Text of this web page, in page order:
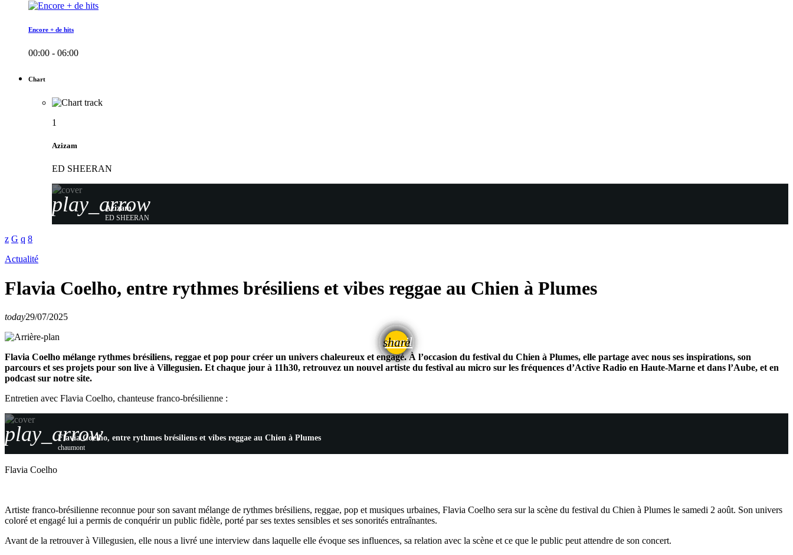
Encore + de hits
00:00 - 06:00
Chart
1
Azizam
ED SHEERAN
play_arrow
Azizam
ED SHEERAN
Actualité
Flavia Coelho, entre rythmes brésiliens et vibes reggae au Chien à Plumes
today29/07/2025
share
email
Flavia Coelho mélange rythmes brésiliens, reggae et pop pour créer un univers chaleureux et engagé. À l’occasion du festival du Chien à Plumes, elle partage avec nous ses inspirations, son
parcours et ses projets pour son live à Villegusien. Et chaque jour à 11h30, retrouvez un nouvel artiste du festival au micro sur les fréquences d’Active Radio en Haute-Marne et dans l’Aube, et en
podcast sur notre site.
Entretien avec Flavia Coelho, chanteuse franco-brésilienne :
play_arrowFlavia Coelho, entre rythmes brésiliens et vibes reggae au Chien à Plumes
chaumont
Flavia Coelho
Artiste franco-brésilienne reconnue pour son savant mélange de rythmes brésiliens, reggae, pop et musiques urbaines, Flavia Coelho sera sur la scène du festival du Chien à Plumes le samedi 2 août. Son univers
coloré et engagé lui a permis de conquérir un public fidèle, porté par ses textes sensibles et ses sonorités entraînantes.
Avant de la retrouver à Villegusien, elle nous a livré une interview dans laquelle elle évoque ses influences, sa relation avec la scène et ce que le public peut attendre de son concert.